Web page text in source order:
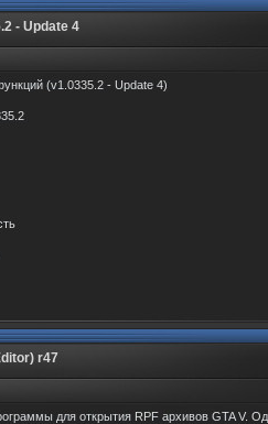
- Update 4
(v1.0335.2 - Update 4)
r47
для открытия RPF архивов GTA V.